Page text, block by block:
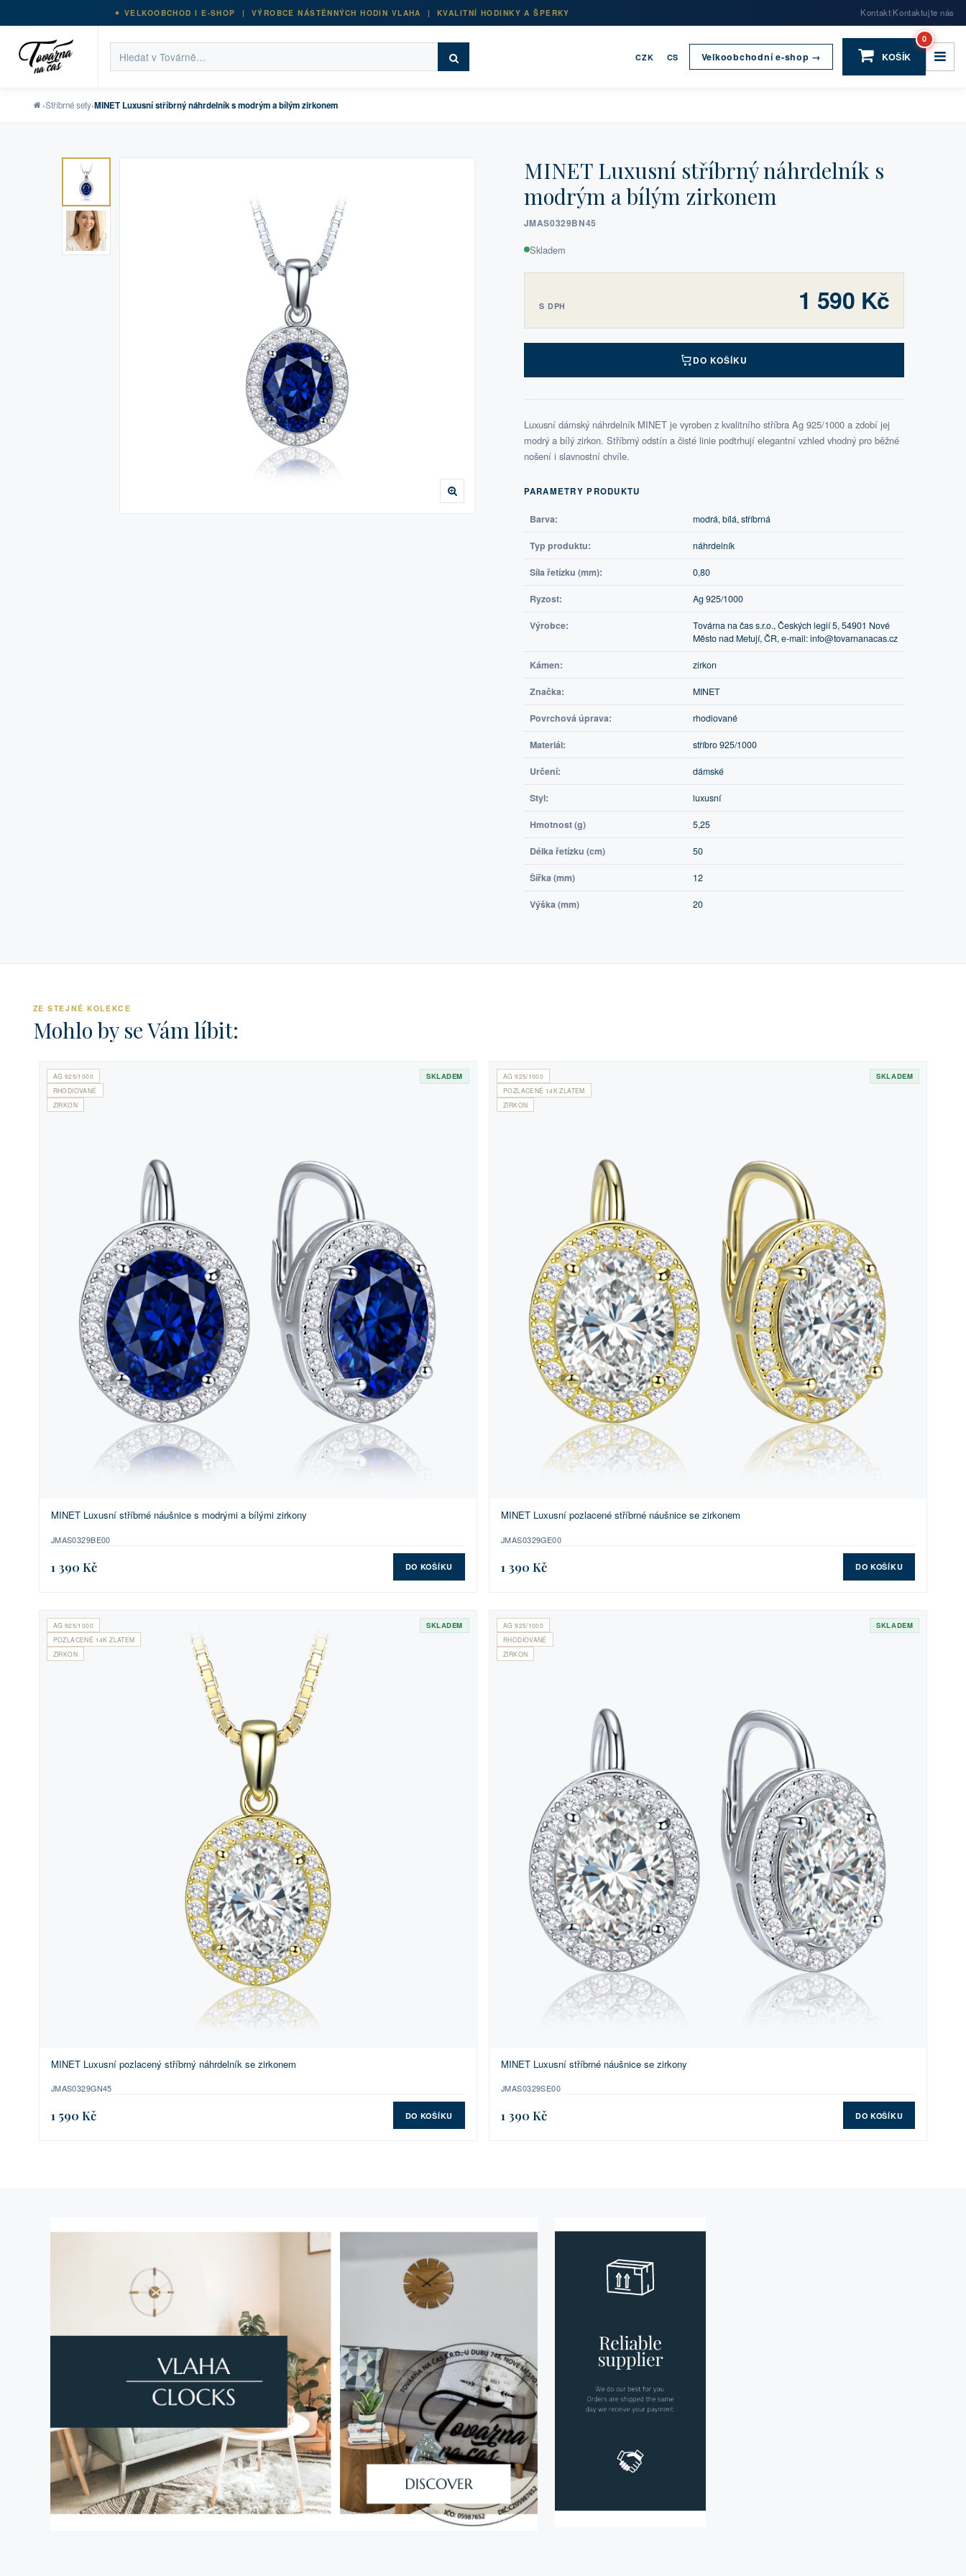
VELKOOBCHOD I E-SHOP | VÝROBCE NÁSTĚNNÝCH HODIN VLAHA | KVALITNÍ HODINKY A ŠPERKY Kontakt|Kontaktujte nás
CZK CS Velkoobchodní e-shop → KOŠÍK
0
›Stříbrné sety›MINET Luxusní stříbrný náhrdelník s modrým a bílým zirkonem
MINET Luxusní stříbrný náhrdelník s
modrým a bílým zirkonem
JMAS0329BN45
Skladem
S DPH 1 590 Kč
DO KOŠÍKU
Luxusní dámský náhrdelník MINET je vyroben z kvalitního stříbra Ag 925/1000 a zdobí jej
modrý a bílý zirkon. Stříbrný odstín a čisté linie podtrhují elegantní vzhled vhodný pro běžné
nošení i slavnostní chvíle.
PARAMETRY PRODUKTU
Barva: modrá, bílá, stříbrná
Typ produktu: náhrdelník
Síla řetízku (mm): 0,80
Ryzost: Ag 925/1000
Výrobce:
Továrna na čas s.r.o., Českých legií 5, 54901 Nové
Město nad Metují, ČR, e-mail: info@tovarnanacas.cz
Kámen: zirkon
Značka: MINET
Povrchová úprava: rhodiované
Materiál: stříbro 925/1000
Určení: dámské
Styl: luxusní
Hmotnost (g) 5,25
Délka řetízku (cm) 50
Šířka (mm) 12
Výška (mm) 20
ZE STEJNÉ KOLEKCE
Mohlo by se Vám líbit:
AG 925/1000
RHODIOVANÉ
ZIRKON
SKLADEM
MINET Luxusní stříbrné náušnice s modrými a bílými zirkony
JMAS0329BE00
1 390 Kč DO KOŠÍKU
AG 925/1000
POZLACENÉ 14K ZLATEM
ZIRKON
SKLADEM
MINET Luxusní pozlacené stříbrné náušnice se zirkonem
JMAS0329GE00
1 390 Kč DO KOŠÍKU
AG 925/1000
POZLACENÉ 14K ZLATEM
ZIRKON
SKLADEM
MINET Luxusní pozlacený stříbrný náhrdelník se zirkonem
JMAS0329GN45
1 590 Kč DO KOŠÍKU
AG 925/1000
RHODIOVANÉ
ZIRKON
SKLADEM
MINET Luxusní stříbrné náušnice se zirkony
JMAS0329SE00
1 390 Kč DO KOŠÍKU